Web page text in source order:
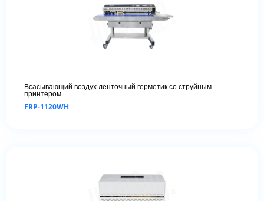
Всасывающий воздух ленточный герметик со струйным
принтером
FRP-1120WH